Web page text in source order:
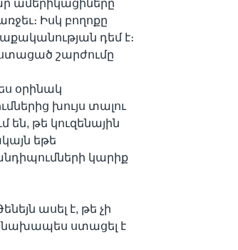
ամերիկացիները
Իսկ բողոքը
դեմ է։
ստացած շարժումը
օրինակ
խույս տալու
են, թե կուզենային
եթե
կարիք
ասել է, թե չի
նախապես ստացել է